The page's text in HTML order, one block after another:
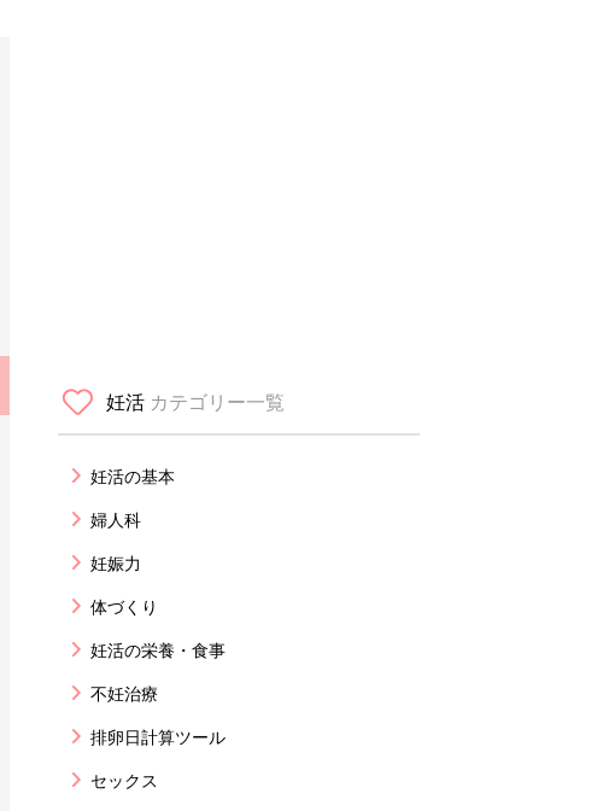
妊活 カテゴリー一覧
妊活の基本
婦人科
妊娠力
体づくり
妊活の栄養・食事
不妊治療
排卵日計算ツール
セックス